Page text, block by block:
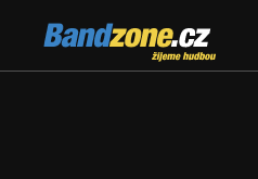
Bandzone.cz
žijeme hudbou